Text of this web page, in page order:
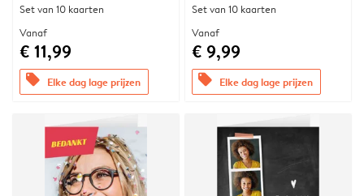
Set van 10 kaarten
Vanaf
€ 11,99
offers Elke dag lage prijzen
Set van 10 kaarten
Vanaf
€ 9,99
offers Elke dag lage prijzen